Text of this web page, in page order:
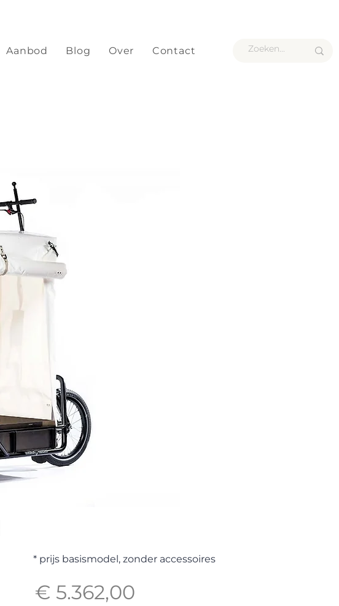
Aanbod Blog Over Contact
€ 5.362,00Prijs
* prijs basismodel, zonder accessoires